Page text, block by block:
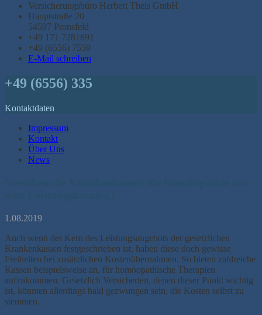
Versicherungsbüro Herbert Theis GmbH
Hauptstraße 20
54597 Pronsfeld
+49 171 7281691
+49 (6556) 7559
E-Mail schreiben
+49 (6556) 335
Kontaktdaten
Impressum
Kontakt
Über Uns
News
1.08.2019
Auch wenn der Kern des Leistungsangebots der gesetzlichen
Krankenkassen festgeschrieben ist, haben diese doch gewisse
Freiheiten bei zusätzlichen Kostenübernahmen. So bieten zahlreiche
Kassen beispielsweise an, für homöopathische Therapien
aufzukommen. Gesetzlich Versicherten, denen dieser Punkt wichtig
ist, könnten allerdings bald gezwungen sein, die Kosten selbst zu
stemmen.